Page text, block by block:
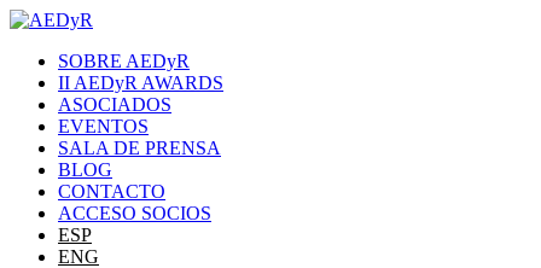
SOBRE AEDyR
II AEDyR AWARDS
ASOCIADOS
EVENTOS
SALA DE PRENSA
BLOG
CONTACTO
ACCESO SOCIOS
ESP
ENG